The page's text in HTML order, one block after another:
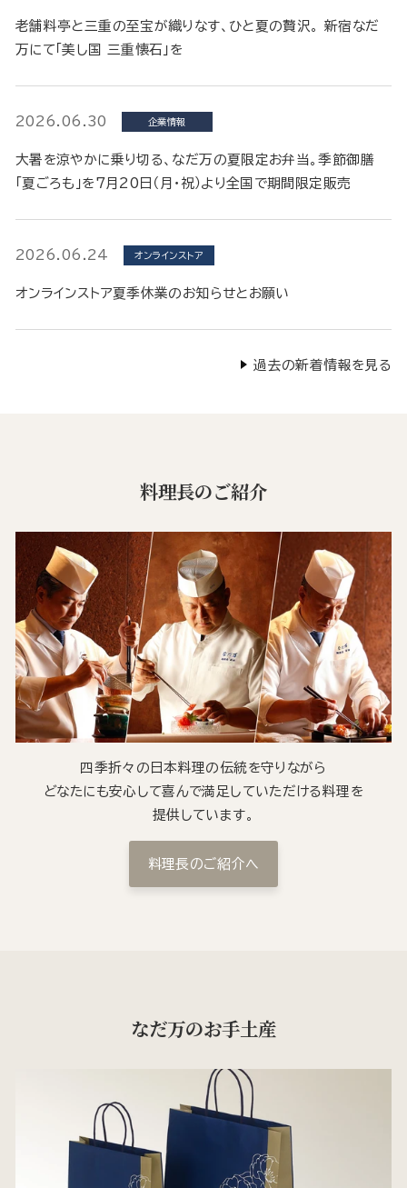
老舗料亭と三重の至宝が織りなす、ひと夏の贅沢。 新宿なだ
万にて「美し国 三重懐石」を
2026.06.30 企業情報
大暑を涼やかに乗り切る、なだ万の夏限定お弁当。季節御膳
「夏ごろも」を7月20日（月・祝）より全国で期間限定販売
2026.06.24 オンラインストア
オンラインストア夏季休業のお知らせとお願い
過去の新着情報を見る
料理長のご紹介
四季折々の日本料理の伝統を守りながら
どなたにも安心して喜んで満足していただける料理を
提供しています。
料理長のご紹介へ
なだ万のお手土産